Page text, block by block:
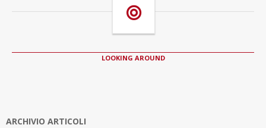
LOOKING AROUND
ARCHIVIO ARTICOLI